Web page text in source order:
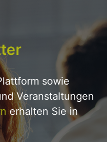
sowie
Veranstaltungen
erhalten Sie in